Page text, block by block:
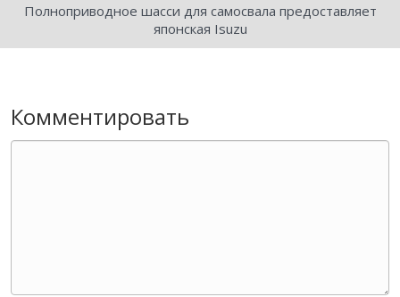
Полноприводное шасси для самосвала предоставляет
японская Isuzu
Комментировать